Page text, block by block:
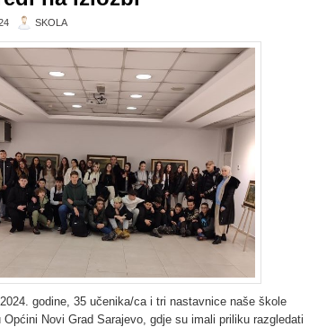
SKOLA
godine, 35 učenika/ca i tri nastavnice naše škole
Novi Grad Sarajevo, gdje su imali priliku razgledati